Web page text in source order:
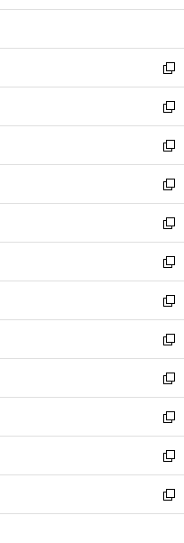
開
ウ
開
く
ン
ウ
で
開
く
ウ
ン
ド
ウ
で
開
く
新
し
い
ウ
ィ
ン
ド
ウ
で
開
く
新
し
い
ウ
ィ
ン
ド
ウ
で
開
く
新
し
い
ウ
ィ
ン
ド
ウ
で
開
く
新
し
い
ウ
ィ
ン
ド
ウ
で
開
く
新
し
い
ウ
ィ
ン
ド
ウ
で
開
く
新
し
い
ウ
ィ
ン
ド
ウ
で
開
く
新
し
い
ウ
ィ
ン
ド
ウ
で
開
く
新
し
い
ウ
ィ
ン
ド
ウ
で
開
新
し
い
ウ
ィ
ン
ド
ウ
新
し
い
ウ
ィ
ン
新
し
い
ウ
新
し